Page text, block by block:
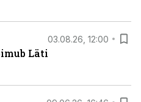
03.08.26, 12:00
Läti